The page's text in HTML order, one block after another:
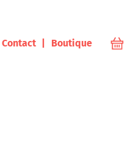
Contact Boutique